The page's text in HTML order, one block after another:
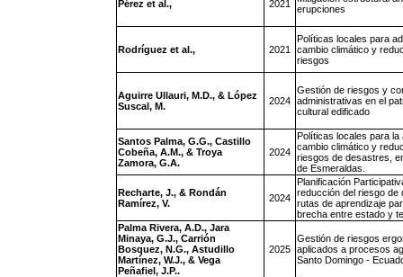
Pérez et al., 2021
erupciones
Rodríguez et al., 2021
Políticas locales para
cambio climático y
riesgos
Aguirre Ullauri, M.D., & López
Suscal, M.
2024
Gestión de riesgos y
administrativas en el
cultural edificado
Santos Palma, G.G., Castillo
Cobeña, A.M., & Troya
Zamora, G.A.
2024
Políticas locales para la
cambio climático y
riesgos de desastres,
de Esmeraldas.
Recharte, J., & Rondán
Ramírez, V.
2024
Planificación
reducción del riesgo de
rutas de aprendizaje
brecha entre estado y
Palma Rivera, A.D., Jara
Minaya, G.J., Carrión
Bosquez, N.G., Astudillo
Martínez, W.J., & Vega
Peñafiel, J.P..
2025
Gestión de riesgos
aplicados a procesos
Santo Domingo -